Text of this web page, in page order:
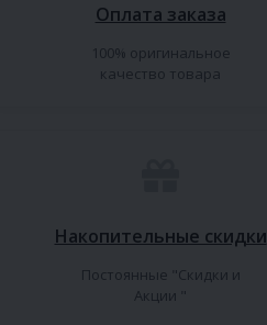
Оплата заказа
100% оригинальное
качество товара
Накопительные скидки
Постоянные "Скидки и
Акции "